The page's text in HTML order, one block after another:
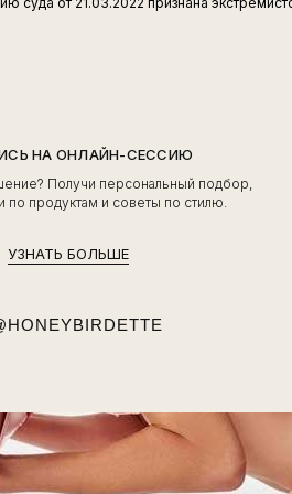
НА ОНЛАЙН-СЕССИЮ
Получи персональный подбор,
по продуктам и советы по стилю.
УЗНАТЬ БОЛЬШЕ